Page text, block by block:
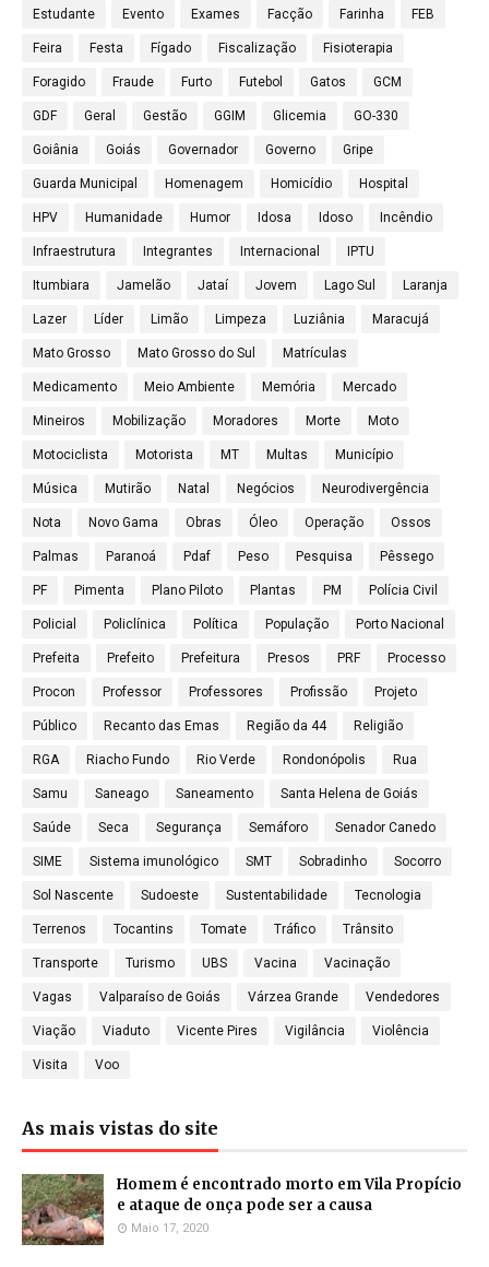
Estudante Evento Exames Facção Farinha FEB
Feira Festa Fígado Fiscalização Fisioterapia
Foragido Fraude Furto Futebol Gatos GCM
GDF Geral Gestão GGIM Glicemia GO-330
Goiânia Goiás Governador Governo Gripe
Guarda Municipal Homenagem Homicídio Hospital
HPV Humanidade Humor Idosa Idoso Incêndio
Infraestrutura Integrantes Internacional IPTU
Itumbiara Jamelão Jataí Jovem Lago Sul Laranja
Lazer Líder Limão Limpeza Luziânia Maracujá
Mato Grosso Mato Grosso do Sul Matrículas
Medicamento Meio Ambiente Memória Mercado
Mineiros Mobilização Moradores Morte Moto
Motociclista Motorista MT Multas Município
Música Mutirão Natal Negócios Neurodivergência
Nota Novo Gama Obras Óleo Operação Ossos
Palmas Paranoá Pdaf Peso Pesquisa Pêssego
PF Pimenta Plano Piloto Plantas PM Polícia Civil
Policial Policlínica Política População Porto Nacional
Prefeita Prefeito Prefeitura Presos PRF Processo
Procon Professor Professores Profissão Projeto
Público Recanto das Emas Região da 44 Religião
RGA Riacho Fundo Rio Verde Rondonópolis Rua
Samu Saneago Saneamento Santa Helena de Goiás
Saúde Seca Segurança Semáforo Senador Canedo
SIME Sistema imunológico SMT Sobradinho Socorro
Sol Nascente Sudoeste Sustentabilidade Tecnologia
Terrenos Tocantins Tomate Tráfico Trânsito
Transporte Turismo UBS Vacina Vacinação
Vagas Valparaíso de Goiás Várzea Grande Vendedores
Viação Viaduto Vicente Pires Vigilância Violência
Visita Voo
As mais vistas do site
Homem é encontrado morto em Vila Propício
e ataque de onça pode ser a causa
Maio 17, 2020